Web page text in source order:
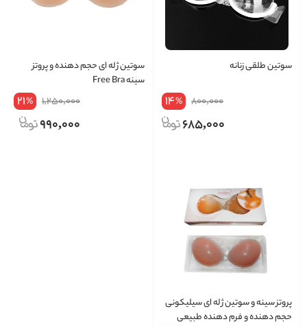
سوتین طلقی زنانه
800,000
14%
685,000
سوتین ژله ای حجم دهنده و پروتز
سینه Free Bra
1,250,000
21%
990,000
پروتز سینه و سوتین ژله ای سیلیکونی
حجم دهنده و فرم دهنده طبیعی